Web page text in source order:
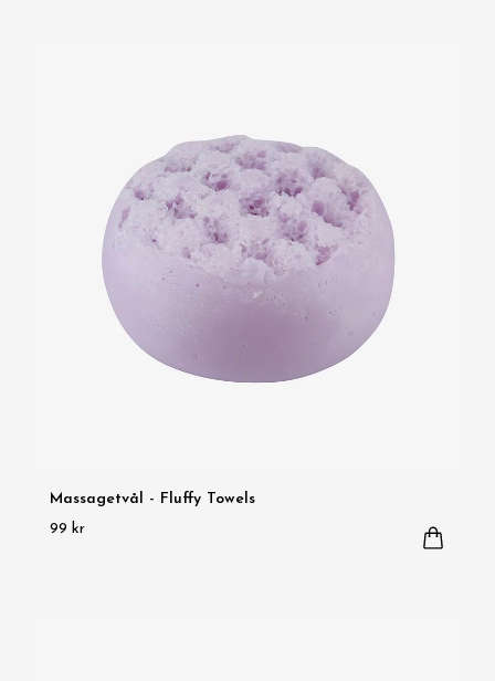
Massagetvål - Fluffy Towels
99 kr